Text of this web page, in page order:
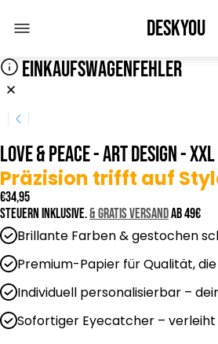
Laden-
Logo"
Deskyou
EINKAUFSWAGENFEHLER
LOVE & PEACE - Art Design -
Präzision trifft auf
R
e
g
u
l
r
e
r
€34,95
Steuern inklusive.& GRATIS Versandab 49€
Brillante Farben & gestochen
Premium-Papier für Qualität,
Individuell personalisierbar –
Sofortiger Eyecatcher – verleiht